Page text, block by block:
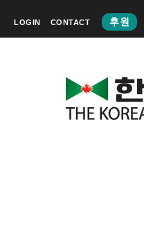
LOGIN CONTACT 후원